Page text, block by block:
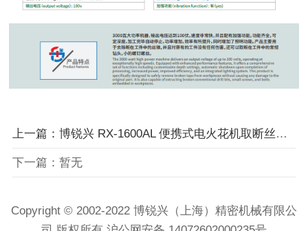
上一篇：博锐兴 RX-1600AL 便携式电火花机取断丝锥机 24小时服务热线：18221735749（橘子）
下一篇：暂无
Copyright © 2002-2022 博锐兴（上海）精密机械有限公